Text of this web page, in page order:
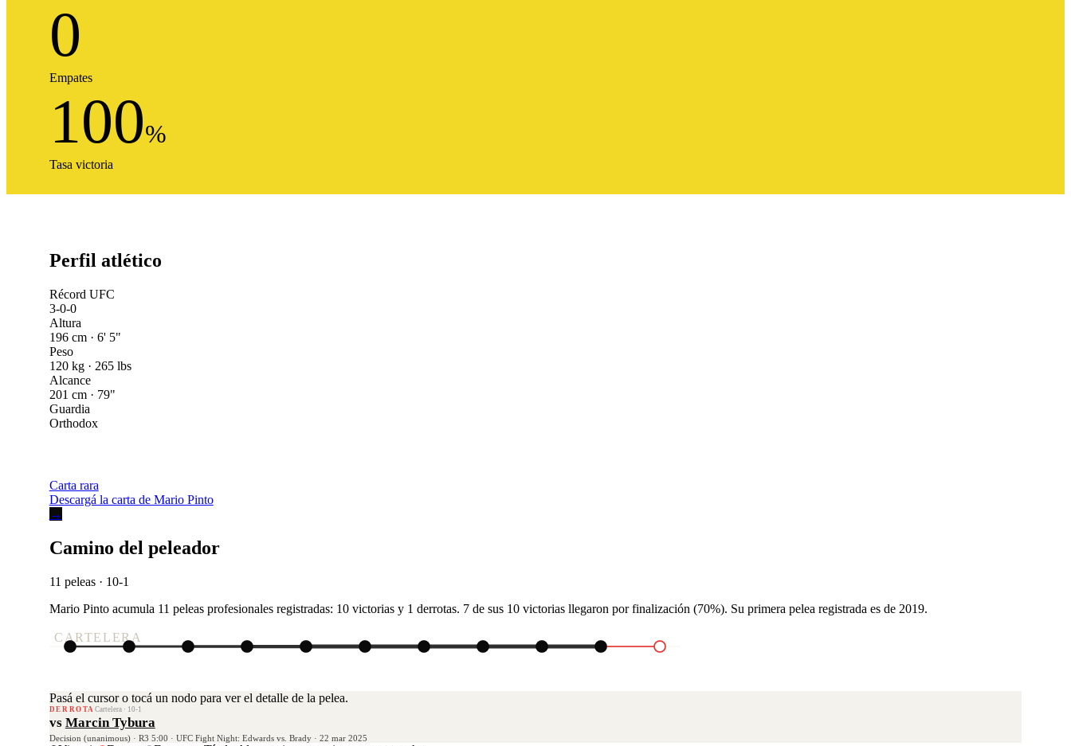
0
Empates
100%
Tasa victoria
Perfil atlético
Récord UFC
3-0-0
Altura
196 cm · 6' 5"
Peso
120 kg · 265 lbs
Alcance
201 cm · 79"
Guardia
Orthodox
Carta rara
Descargá la carta de Mario Pinto
→
Camino del peleador
11 peleas · 10-1
Mario Pinto acumula 11 peleas profesionales registradas: 10 victorias y 1 derrotas. 7 de sus 10 victorias llegaron por finalización (70%). Su primera pelea registrada es de 2019.
CARTELERA
Pasá el cursor o tocá un nodo para ver el detalle de la pelea.
DERROTACartelera · 10-1
vs Marcin Tybura
Decision (unanimous) · R3 5:00 · UFC Fight Night: Edwards vs. Brady · 22 mar 2025